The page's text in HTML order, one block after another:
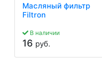
Масляный фильтр
Filtron
В наличии
16 руб.